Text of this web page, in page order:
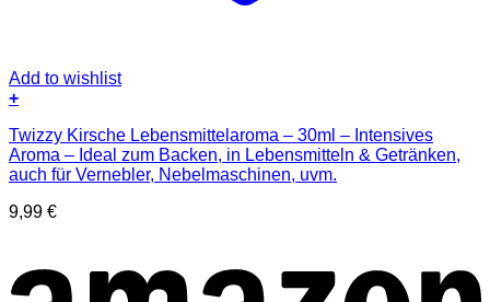
Add to wishlist
+
Twizzy Kirsche Lebensmittelaroma – 30ml – Intensives
Aroma – Ideal zum Backen, in Lebensmitteln & Getränken,
auch für Vernebler, Nebelmaschinen, uvm.
9,99 €